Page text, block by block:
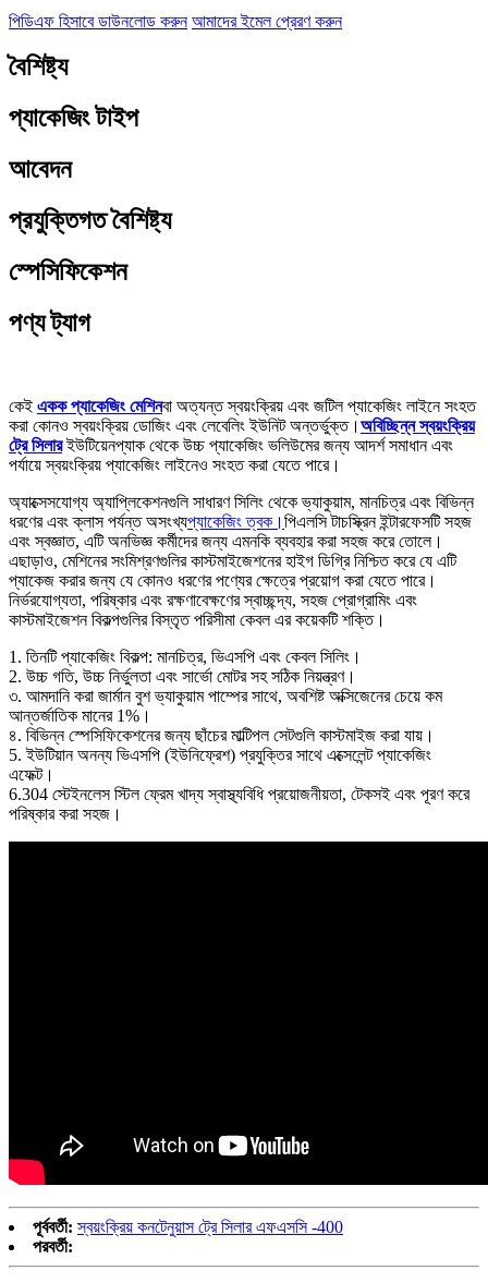
পিডিএফ হিসাবে ডাউনলোড করুন আমাদের ইমেল প্রেরণ করুন
বৈশিষ্ট্য
প্যাকেজিং টাইপ
আবেদন
প্রযুক্তিগত বৈশিষ্ট্য
স্পেসিফিকেশন
পণ্য ট্যাগ
কেই একক প্যাকেজিং মেশিনবা অত্যন্ত স্বয়ংক্রিয় এবং জটিল প্যাকেজিং লাইনে সংহত
করা কোনও স্বয়ংক্রিয় ডোজিং এবং লেবেলিং ইউনিট অন্তর্ভুক্ত। অবিচ্ছিন্ন স্বয়ংক্রিয়
ট্রে সিলার ইউটিয়েনপ্যাক থেকে উচ্চ প্যাকেজিং ভলিউমের জন্য আদর্শ সমাধান এবং
পর্যায়ে স্বয়ংক্রিয় প্যাকেজিং লাইনেও সংহত করা যেতে পারে।
অ্যাক্সেসযোগ্য অ্যাপ্লিকেশনগুলি সাধারণ সিলিং থেকে ভ্যাকুয়াম, মানচিত্র এবং বিভিন্ন
ধরণের এবং ক্লাস পর্যন্ত অসংখ্যপ্যাকেজিং ত্বক। পিএলসি টাচস্ক্রিন ইন্টারফেসটি সহজ
এবং স্বজ্ঞাত, এটি অনভিজ্ঞ কর্মীদের জন্য এমনকি ব্যবহার করা সহজ করে তোলে।
এছাড়াও, মেশিনের সংমিশ্রণগুলির কাস্টমাইজেশনের হাইগ ডিগ্রি নিশ্চিত করে যে এটি
প্যাকেজ করার জন্য যে কোনও ধরণের পণ্যের ক্ষেত্রে প্রয়োগ করা যেতে পারে।
নির্ভরযোগ্যতা, পরিষ্কার এবং রক্ষণাবেক্ষণের স্বাচ্ছন্দ্য, সহজ প্রোগ্রামিং এবং
কাস্টমাইজেশন বিকল্পগুলির বিস্তৃত পরিসীমা কেবল এর কয়েকটি শক্তি।
1. তিনটি প্যাকেজিং বিকল্প: মানচিত্র, ভিএসপি এবং কেবল সিলিং।
2. উচ্চ গতি, উচ্চ নির্ভুলতা এবং সার্ভো মোটর সহ সঠিক নিয়ন্ত্রণ।
৩. আমদানি করা জার্মান বুশ ভ্যাকুয়াম পাম্পের সাথে, অবশিষ্ট অক্সিজেনের চেয়ে কম
আন্তর্জাতিক মানের 1%।
৪. বিভিন্ন স্পেসিফিকেশনের জন্য ছাঁচের মাল্টিপল সেটগুলি কাস্টমাইজ করা যায়।
5. ইউটিয়ান অনন্য ভিএসপি (ইউনিফ্রেশ) প্রযুক্তির সাথে এক্সেলেন্ট প্যাকেজিং
এফেক্ট।
6.304 স্টেইনলেস স্টিল ফ্রেম খাদ্য স্বাস্থ্যবিধি প্রয়োজনীয়তা, টেকসই এবং পূরণ করে
পরিষ্কার করা সহজ।
পূর্ববর্তী: স্বয়ংক্রিয় কনটেনুয়াস ট্রে সিলার এফএসসি -400
পরবর্তী: